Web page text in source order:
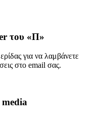
του «Π»
για να λαμβάνετε
στο email σας.